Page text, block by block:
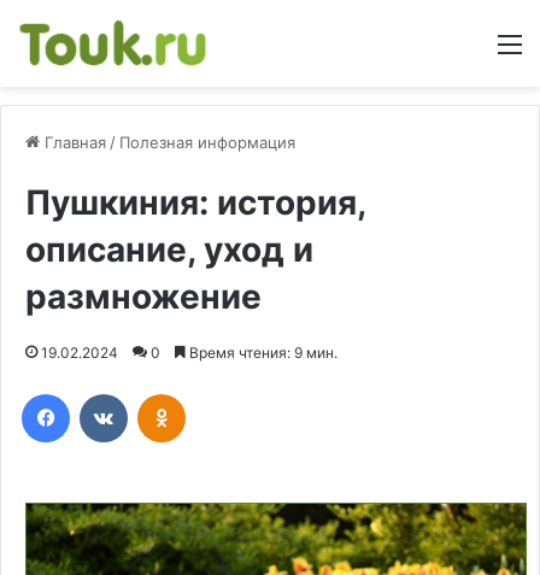
Главная / Полезная информация
Пушкиния: история,
описание, уход и
размножение
19.02.2024 0 Время чтения: 9 мин.